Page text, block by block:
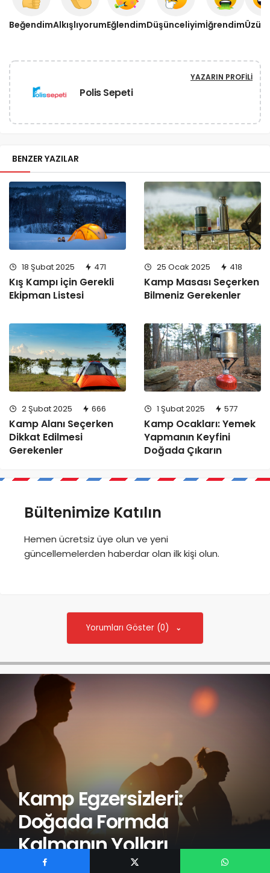
BeğendimAlkışlıyorumEğlendimDüşünceliyimİğrendim
Polis Sepeti
YAZARIN PROFILI
BENZER YAZILAR
18 Şubat 2025 471
Kış Kampı için Gerekli
Ekipman Listesi
25 Ocak 2025 418
Kamp Masası Seçerken
Bilmeniz Gerekenler
2 Şubat 2025 666
Kamp Alanı Seçerken
Dikkat Edilmesi
Gerekenler
1 Şubat 2025 577
Kamp Ocakları: Yemek
Yapmanın Keyfini
Doğada Çıkarın
Bültenimize Katılın
Hemen ücretsiz üye olun ve yeni
güncellemelerden haberdar olan ilk kişi olun.
Yorumları Göster (0)
Kamp Egzersizleri:
Doğada Formda
Kalmanın Yolları